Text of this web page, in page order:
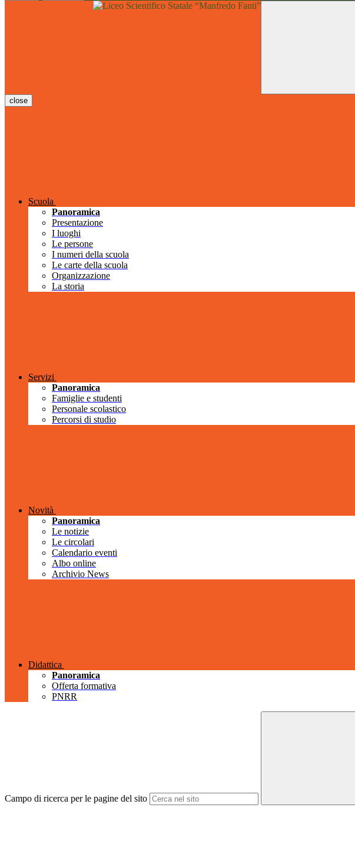
close
Scuola
Panoramica
Presentazione
I luoghi
Le persone
I numeri della scuola
Le carte della scuola
Organizzazione
La storia
Servizi
Panoramica
Famiglie e studenti
Personale scolastico
Percorsi di studio
Novità
Panoramica
Le notizie
Le circolari
Calendario eventi
Albo online
Archivio News
Didattica
Panoramica
Offerta formativa
PNRR
Campo di ricerca per le pagine del sito